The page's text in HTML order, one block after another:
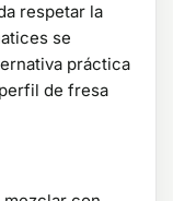
respetar la
se
práctica
de fresa